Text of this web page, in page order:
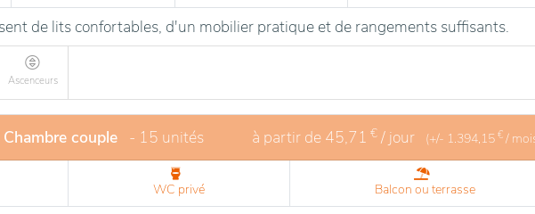
de lits confortables, d'un mobilier pratique et de rangements suffisants.
Ascenceurs
couple - 15 unités à partir de 45,71 € / jour (+/- 1.394,15 € /
WC privé Balcon ou terrasse